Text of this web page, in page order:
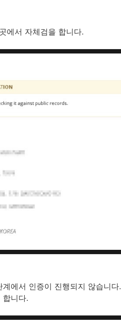
에서 자체검을 합니다.
에서 인증이 진행되지 않습니다.
니다.